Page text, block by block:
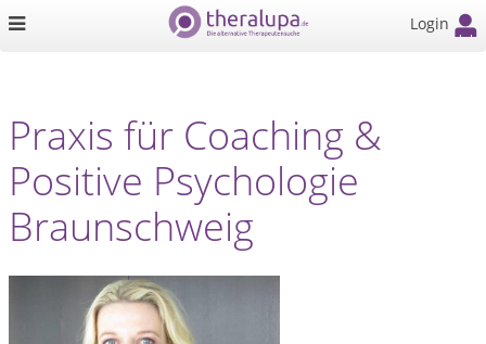
Login
Praxis für Coaching &
Positive Psychologie
Braunschweig